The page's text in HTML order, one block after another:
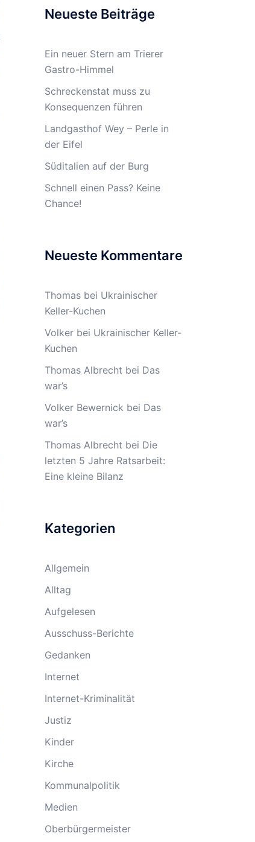
Neueste Beiträge
Ein neuer Stern am Trierer
Gastro-Himmel
Schreckenstat muss zu
Konsequenzen führen
Landgasthof Wey – Perle in
der Eifel
Süditalien auf der Burg
Schnell einen Pass? Keine
Chance!
Neueste Kommentare
Thomasbei Ukrainischer
Keller-Kuchen
Volkerbei Ukrainischer Keller-
Kuchen
Thomas Albrecht bei Das
war’s
Volker Bewernick bei Das
war’s
Thomas Albrecht bei Die
letzten 5 Jahre Ratsarbeit:
Eine kleine Bilanz
Kategorien
Allgemein
Alltag
Aufgelesen
Ausschuss-Berichte
Gedanken
Internet
Internet-Kriminalität
Justiz
Kinder
Kirche
Kommunalpolitik
Medien
Oberbürgermeister